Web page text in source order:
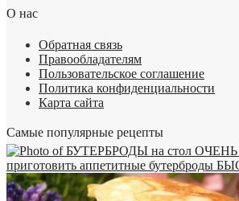
О нас
Обратная связь
Правообладателям
Пользовательское соглашение
Политика конфиденциальности
Карта сайта
Самые популярные рецепты